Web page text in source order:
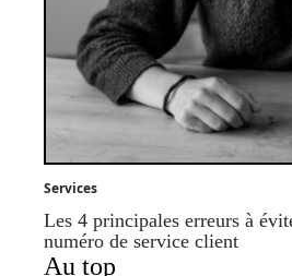
Services
Les 4 principales erreurs à
numéro de service client
Au top